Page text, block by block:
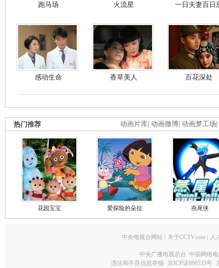
跑马场 火流星 一日夫妻百日
感动生命 香草美人 百花深处
动画片库 动画微博 动画梦工场
热门推荐
花园宝宝 爱探险的朵拉 燕尾侠
中央电视台网站 关于CCTV.com 人
中央广播电视总台 中国网络
违法和不良信息举报
京ICP证060535号